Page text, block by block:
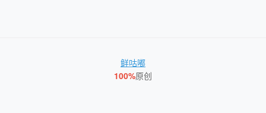
鲜咕嘟
100%原创